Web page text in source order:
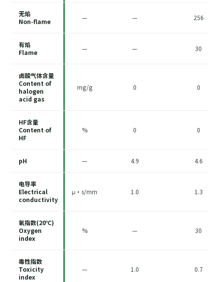
无焰
Non-flame
— — 256
有焰
Flame
— — 30
卤酸气体含量
Content of
halogen
acid gas
mg/g 0 0
HF含量
Content of
HF
% 0 0
pH — 4.9 4.6
电导率
Electrical
conductivity
μ·s/mm 1.0 1.3
氧指数(20℃)
Oxygen
index
% — 30
毒性指数
Toxicity
index
— 1.0 0.7